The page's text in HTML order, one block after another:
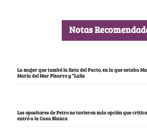
Notas
La mujer que tumbó la lista del Pacto, en la que estaba
María del Mar Pizarro y “Lalis
Los opositores de Petro no tuvieron más opción que
entró a la Casa Blanca